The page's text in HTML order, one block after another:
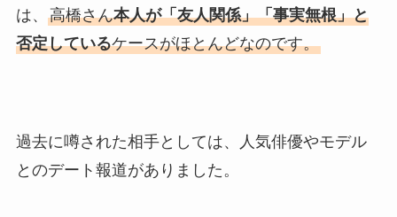
は、 高橋さん本人が「友人関係」「事実無根」と
否定しているケースがほとんどなのです。
過去に噂された相手としては、人気俳優やモデル
とのデート報道がありました。